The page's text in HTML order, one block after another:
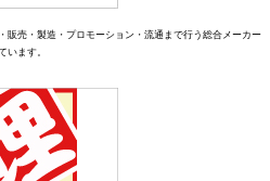
販売・製造・プロモーション・流通まで行う総合メーカー
います。